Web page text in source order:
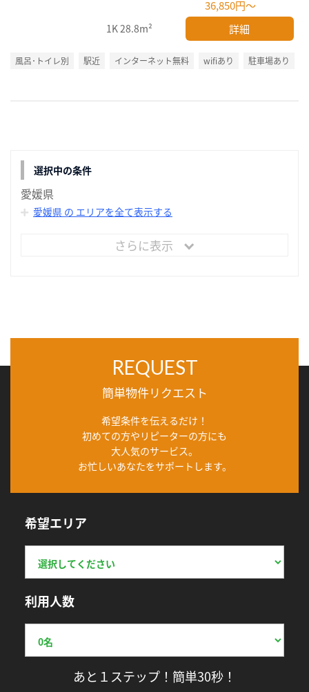
36,850円～
1K28.8m² 詳細
風呂･トイレ別 駅近 インターネット無料 wifiあり 駐車場あり
選択中の条件
愛媛県
愛媛県 の エリアを全て表示する
さらに表示
REQUEST
簡単物件リクエスト
希望条件を伝えるだけ！
初めての方やリピーターの方にも
大人気のサービス。
お忙しいあなたをサポートします。
希望エリア
利用人数
あと１ステップ！簡単30秒！